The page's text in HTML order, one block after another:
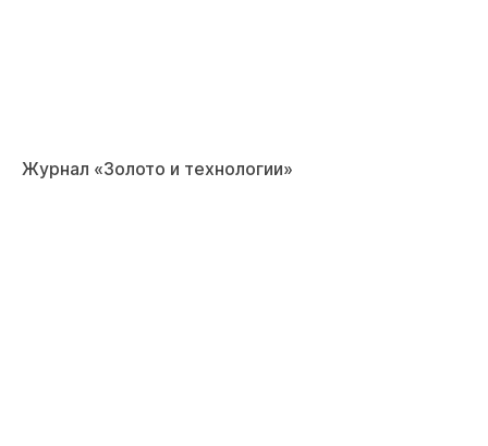
Журнал «Золото и технологии»